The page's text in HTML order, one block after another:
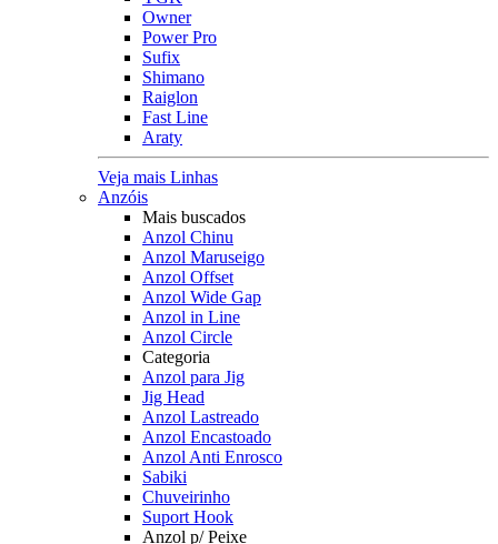
Owner
Power Pro
Sufix
Shimano
Raiglon
Fast Line
Araty
Veja mais Linhas
Anzóis
Mais buscados
Anzol Chinu
Anzol Maruseigo
Anzol Offset
Anzol Wide Gap
Anzol in Line
Anzol Circle
Categoria
Anzol para Jig
Jig Head
Anzol Lastreado
Anzol Encastoado
Anzol Anti Enrosco
Sabiki
Chuveirinho
Suport Hook
Anzol p/ Peixe